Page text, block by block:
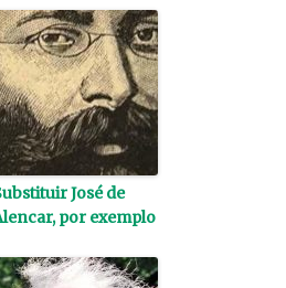
José de
por exemplo